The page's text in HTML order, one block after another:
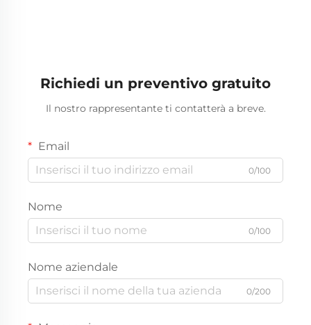
Richiedi un preventivo gratuito
Il nostro rappresentante ti contatterà a breve.
Email
0/100
Nome
0/100
Nome aziendale
0/200